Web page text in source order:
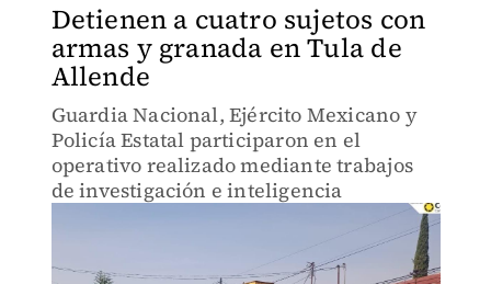
Detienen a cuatro sujetos con
armas y granada en Tula de
Allende
Guardia Nacional, Ejército Mexicano y
Policía Estatal participaron en el
operativo realizado mediante trabajos
de investigación e inteligencia